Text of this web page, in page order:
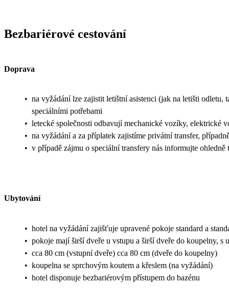
Bezbariérové cestování
Doprava
• na vyžádání lze zajistit letištní asistenci (jak na letišti odletu,
speciálními potřebami
• letecké společnosti odbavují mechanické vozíky, elektrické
• na vyžádání a za příplatek zajistíme privátní transfer,
• v případě zájmu o speciální transfery nás informujte
Ubytování
• hotel na vyžádání zajišťuje upravené pokoje standard a
• pokoje mají širší dveře u vstupu a širší dveře do koupelny,
• cca 80 cm (vstupní dveře) cca 80 cm (dveře do koupelny)
• koupelna se sprchovým koutem a křeslem (na vyžádání)
• hotel disponuje bezbariérovým přístupem do bazénu